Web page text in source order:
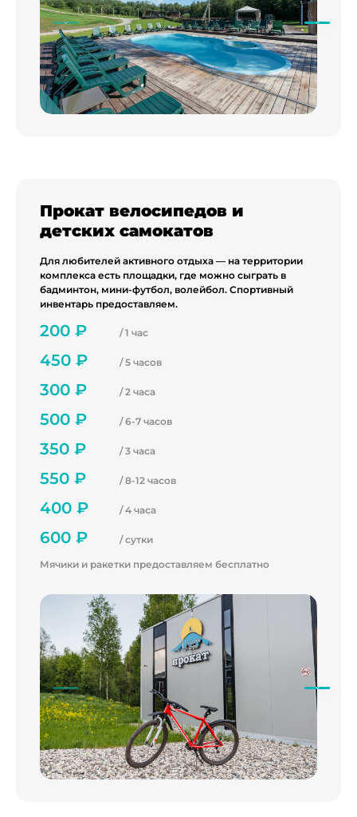
Прокат велосипедов и
детских самокатов
Для любителей активного отдыха — на территории
комплекса есть площадки, где можно сыграть в
бадминтон, мини-футбол, волейбол. Спортивный
инвентарь предоставляем.
200 ₽ / 1 час
450 ₽ / 5 часов
300 ₽ / 2 часа
500 ₽ / 6-7 часов
350 ₽ / 3 часа
550 ₽ / 8-12 часов
400 ₽ / 4 часа
600 ₽ / сутки
Мячики и ракетки предоставляем бесплатно